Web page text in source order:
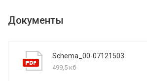
из ЛДСП 38 мм, которые скрещены
придает столу дополнительную
поверхности элементов стола
кромкой ПВХ 2 мм. Конструкция стола
Документы
Schema_00-07121503
499,5 кб